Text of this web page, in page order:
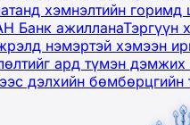
хэмнэлтийн
Банк ажилланаТэргүүн
нэмэртэй хэмээн
ард түмэн дэмжих
дэлхийн бөмбөрцгийн